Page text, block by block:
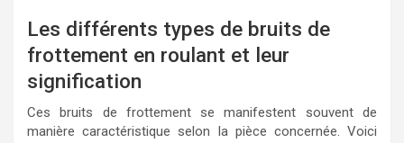
Les différents types de bruits de
frottement en roulant et leur
signification
Ces bruits de frottement se manifestent souvent de
manière caractéristique selon la pièce concernée. Voici